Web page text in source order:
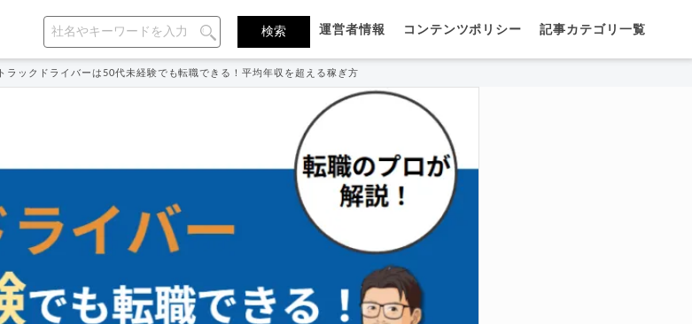
運営者情報 コンテンツポリシー 記事カテゴリ一覧
トラックドライバーは50代未経験でも転職できる！平均年収を超える稼ぎ方